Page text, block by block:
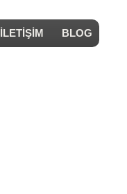
İLETİŞİM BLOG